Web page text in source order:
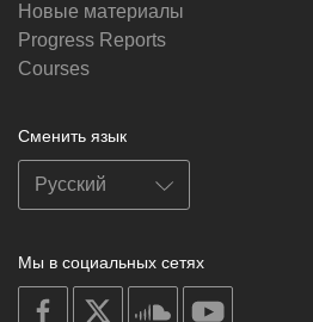
Новые материалы
Progress Reports
Courses
Сменить язык
Мы в социальных сетях
on